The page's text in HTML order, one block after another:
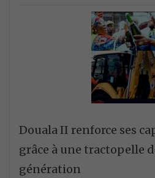
Douala II renforce ses
grâce à une tractopelle
génération